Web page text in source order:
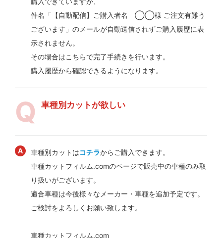
件名「【自動配信】ご購入者名 ◯◯様 ご注文有難う
ございます」のメールが自動送信されずご購入履歴に表
示されません。
その場合はこちらで完了手続きを行います。
購入履歴から確認できるようになります。
車種別カットが欲しい
車種別カットはコチラからご購入できます。
車種カットフィルム.comのページで販売中の車種のみ取
り扱いがございます。
適合車種は今後様々なメーカー・車種を追加予定です。
ご検討をよろしくお願い致します。
車種カットフィルム.com